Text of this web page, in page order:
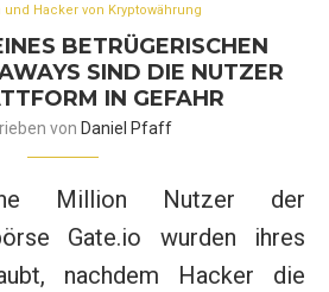
Hacker von Kryptowährung
BETRÜGERISCHEN
SIND DIE NUTZER
IN GEFAHR
von Daniel Pfaff
Million Nutzer der
Gate.io wurden ihres
nachdem Hacker die